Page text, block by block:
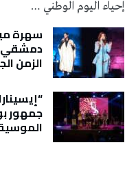
إحياء اليوم الوطني …
سهرة
دمشقي
الزمن
جمهور